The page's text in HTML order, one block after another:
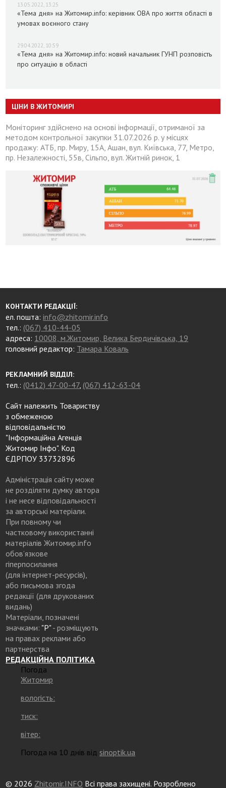
13.05.2022, 13:25
«Тема дня» на Житомир.info: керівник ОВА про життя області в
умовах воєнного стану
29.04.2022, 10:59
«Тема дня» на Житомир.info: новий начальник ГУНП розповість
про ситуацію в області
ЦІНИ В ЖИТОМИРІ
Моніторинг здійснено на основі інформації, отриманої за
методом контрольної закупки 31.07.2026 р. у місцях
продажу: АТБ, пр. Миру, 15А, Ашан, вул. Київська, 77, Метро,
пр. Незалежності, 55в, Сільпо, вул. Житній ринок, 1
КОНТАКТИ РЕДАКЦІЇ:
ел. пошта:info@zhitomir.info
тел.: (067) 410-44-05
адреса: 10008, м.Житомир, Велика Бердичівська, 19
головний редактор: Тамара Коваль
РЕКЛАМНИЙ ВІДДІЛ:
тел.: (0412) 47-00-47, (067) 412-63-04
Сайт належить Товариству
з обмеженою
відповідальністю
"Інформаційна Агенція
Житомир Інфо". Код
ЄДРПОУ 33732896
Адміністрація сайту може
не розділяти думку автора
і не несе відповідальності
за авторські матеріали.
При повному чи
частковому використанні
матеріалів Житомир.info
обов’язкове
гіперпосилання
(для інтернет-ресурсів),
або письмова згода
редакції (для друкованих
видань)
Матеріали, позначені
значками: "Р"- розміщують
на правах реклами або
партнерства
РЕДАКЦІЙНА ПОЛІТИКА
Погода
Житомир
вологість:
тиск:
вітер:
Погода на 10 днів відsinoptik.ua
© 2026 Zhitomir.INFO Всі права захищені. Розроблено